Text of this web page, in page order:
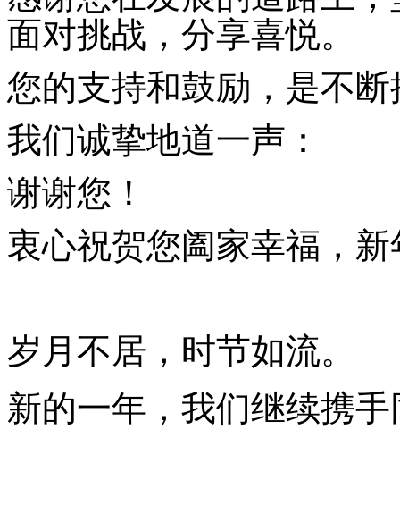
面对挑战，分享喜悦。
您的支持和鼓励，是不
我们诚挚地道一声：
谢谢您！
衷心祝贺您阖家幸福，
岁月不居，时节如流。
新的一年，我们继续携手